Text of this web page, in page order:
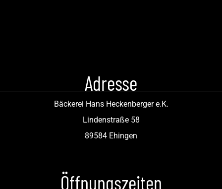
Adresse
Bäckerei Hans Heckenberger e.K.
Lindenstraße 58
89584 Ehingen
Öffnungszeiten